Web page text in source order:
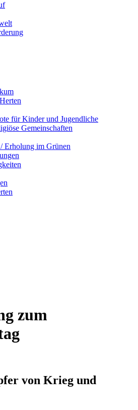
für Kinder und Jugendliche
Gemeinschaften
Erholung im Grünen
zum
von Krieg und